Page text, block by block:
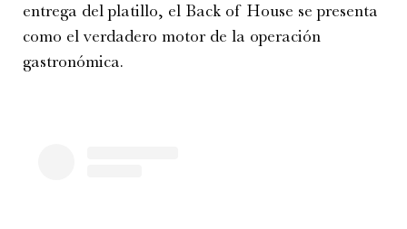
entrega del platillo, el Back of House se presenta
como el verdadero motor de la operación
gastronómica.